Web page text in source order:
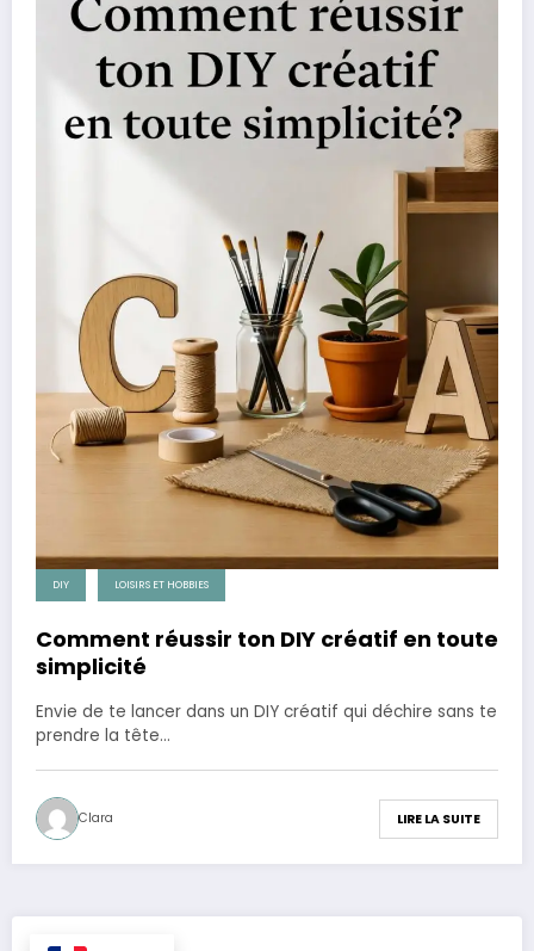
DIY LOISIRS ET HOBBIES
Comment réussir ton DIY créatif en toute
simplicité
Envie de te lancer dans un DIY créatif qui déchire sans te
prendre la tête…
Clara LIRE LA SUITE